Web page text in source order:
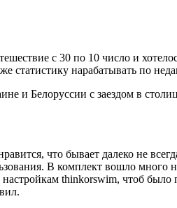
с 30 по 10 число и
статистику нарабатывать по
и Белоруссии с заездом в
что бывает далеко не
В комплект вошло
thinkorswim, чтоб было